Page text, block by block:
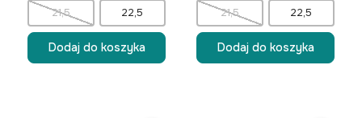
21,5 22,5
Dodaj do koszyka
21,5 22,5
Dodaj do koszyka